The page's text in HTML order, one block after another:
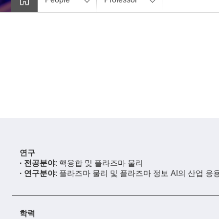
연구
· 전공분야: 핵융합 및 플라즈마 물리
· 연구분야: 플라즈마 물리 및 플라즈마 정보 AI의 산업 응
학력